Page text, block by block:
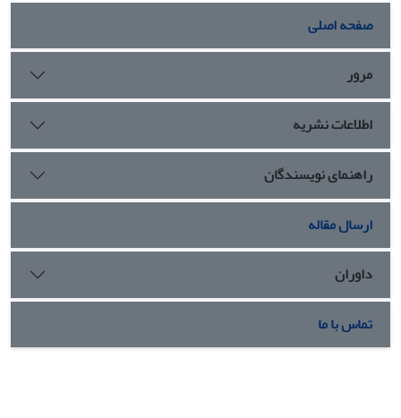
صفحه اصلی
مرور
اطلاعات نشریه
راهنمای نویسندگان
ارسال مقاله
داوران
تماس با ما